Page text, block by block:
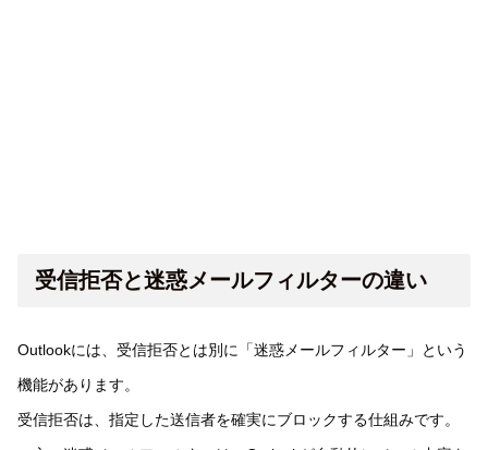
受信拒否と迷惑メールフィルターの違い
Outlookには、受信拒否とは別に「迷惑メールフィルター」という
機能があります。
受信拒否は、指定した送信者を確実にブロックする仕組みです。